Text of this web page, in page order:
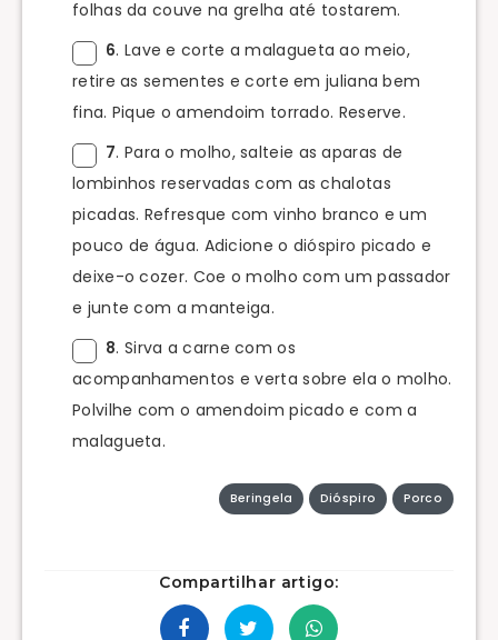
folhas da couve na grelha até tostarem.
6. Lave e corte a malagueta ao meio,
retire as sementes e corte em juliana bem
fina. Pique o amendoim torrado. Reserve.
7. Para o molho, salteie as aparas de
lombinhos reservadas com as chalotas
picadas. Refresque com vinho branco e um
pouco de água. Adicione o dióspiro picado e
deixe-o cozer. Coe o molho com um passador
e junte com a manteiga.
8. Sirva a carne com os
acompanhamentos e verta sobre ela o molho.
Polvilhe com o amendoim picado e com a
malagueta.
Beringela Dióspiro Porco
Compartilhar artigo: